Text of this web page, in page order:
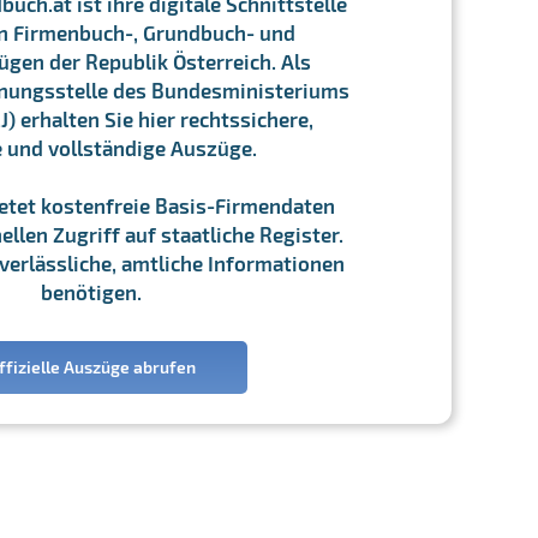
Firmenbuch-, Grundbuch- und
der Republik Österreich. Als
des Bundesministeriums
erhalten Sie hier rechtssichere,
und vollständige Auszüge.
kostenfreie Basis-Firmendaten
Zugriff auf staatliche Register.
amtliche Informationen
benötigen.
Auszüge abrufen